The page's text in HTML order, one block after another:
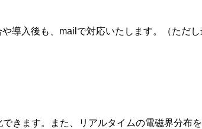
導入後も、mailで対応いたします。（ただ
できます。また、リアルタイムの電磁界分布